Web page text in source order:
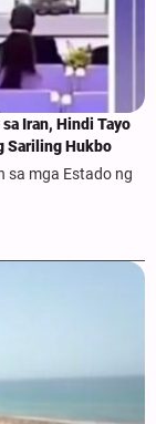
Iran, Hindi Tayo
Sariling Hukbo
sa mga Estado ng